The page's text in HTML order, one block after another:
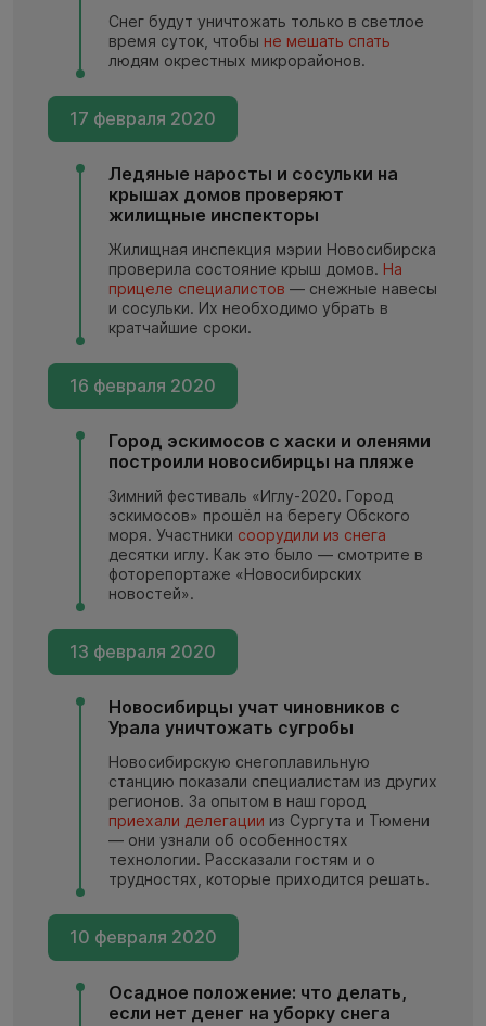
Снег будут уничтожать только в светлое
время суток, чтобы не мешать спать
людям окрестных микрорайонов.
17 февраля 2020
Ледяные наросты и сосульки на
крышах домов проверяют
жилищные инспекторы
Жилищная инспекция мэрии Новосибирска
проверила состояние крыш домов. На
прицеле специалистов — снежные навесы
и сосульки. Их необходимо убрать в
кратчайшие сроки.
16 февраля 2020
Город эскимосов с хаски и оленями
построили новосибирцы на пляже
Зимний фестиваль «Иглу-2020. Город
эскимосов» прошёл на берегу Обского
моря. Участники соорудили из снега
десятки иглу. Как это было — смотрите в
фоторепортаже «Новосибирских
новостей».
13 февраля 2020
Новосибирцы учат чиновников с
Урала уничтожать сугробы
Новосибирскую снегоплавильную
станцию показали специалистам из других
регионов. За опытом в наш город
приехали делегации из Сургута и Тюмени
— они узнали об особенностях
технологии. Рассказали гостям и о
трудностях, которые приходится решать.
10 февраля 2020
Осадное положение: что делать,
если нет денег на уборку снега